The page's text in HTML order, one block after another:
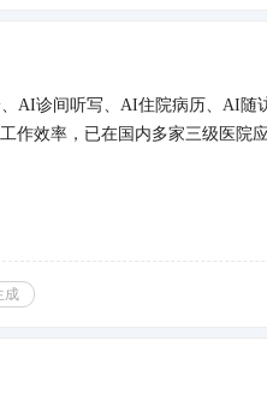
AI诊间听写、AI住院病历、AI随
作效率，已在国内多家三级医院应
成